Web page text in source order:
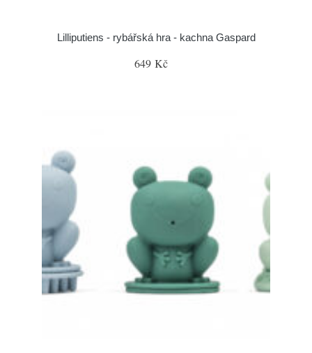
Lilliputiens - rybářská hra - kachna Gaspard
649 Kč